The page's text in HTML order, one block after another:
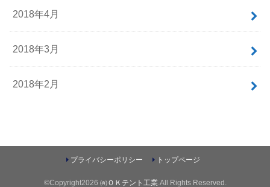
2018年4月
2018年3月
2018年2月
プライバシーポリシー トップページ
©Copyright2026 ㈲ＯＫテント工業.All Rights Reserved.